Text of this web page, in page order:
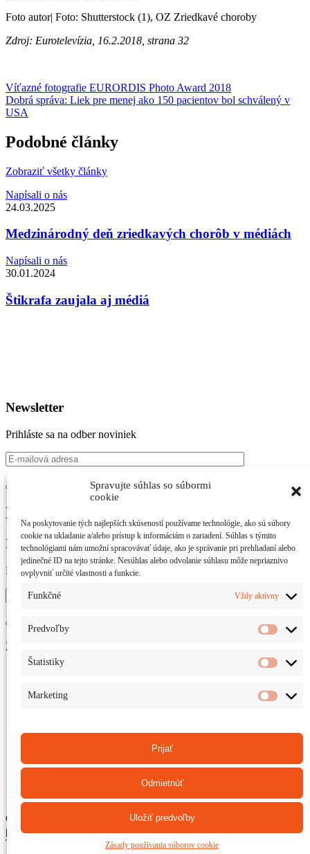
Spravujte súhlas so súbormi
cookie
Na poskytovanie tých najlepších skúseností používame technológie, ako sú súbory
cookie na ukladanie a/alebo prístup k informáciám o zariadení. Súhlas s týmito
technológiami nám umožní spracovávať údaje, ako je správanie pri prehliadaní alebo
jedinečné ID na tejto stránke. Nesúhlas alebo odvolanie súhlasu môže nepriaznivo
ovplyvniť určité vlastnosti a funkcie.
Funkčné Vždy aktívny
Predvoľby
Štatistiky
Marketing
Prijať
Odmietnúť
Uložiť predvoľby
Zásady používania súborov cookie
Foto autor| Foto: Shutterstock (1), OZ Zriedkavé choroby
Zdroj: Eurotelevízia, 16.2.2018, strana 32
Víťazné fotografie EURORDIS Photo Award 2018
Dobrá správa: Liek pre menej ako 150 pacientov bol schválený v
USA
Podobné články
Zobraziť všetky články
Napísali o nás
24.03.2025
Medzinárodný deň zriedkavých chorôb v médiách
Napísali o nás
30.01.2024
Štikrafa zaujala aj médiá
Newsletter
Prihláste sa na odber noviniek
Náš projekt podporili
Newsletter
Prihláste sa na odber noviniek
Základné informácie
Osobnosti
Odborníci
O nás
Copyright © 2017 Občianske združenie Zriedkavé choroby, všetky
práva vyhradené
Tvorba webstránky
ZoneMedia Digital, s.r.o.